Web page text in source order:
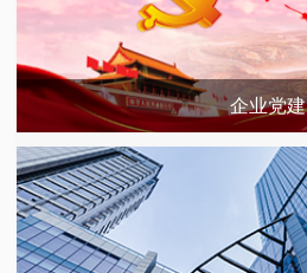
企业党建